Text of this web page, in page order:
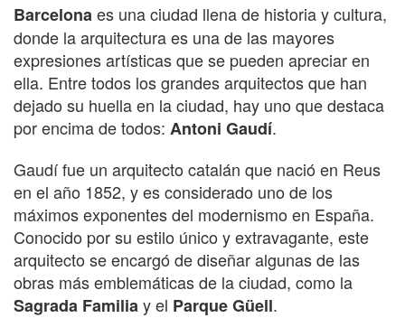
Barcelonaes una ciudad llena de historia y cultura,
donde la arquitectura es una de las mayores
expresiones artísticas que se pueden apreciar en
ella. Entre todos los grandes arquitectos que han
dejado su huella en la ciudad, hay uno que destaca
por encima de todos: Antoni Gaudí.
Gaudí fue un arquitecto catalán que nació en Reus
en el año 1852, y es considerado uno de los
máximos exponentes del modernismo en España.
Conocido por su estilo único y extravagante, este
arquitecto se encargó de diseñar algunas de las
obras más emblemáticas de la ciudad, como la
Sagrada Familiay el Parque Güell.